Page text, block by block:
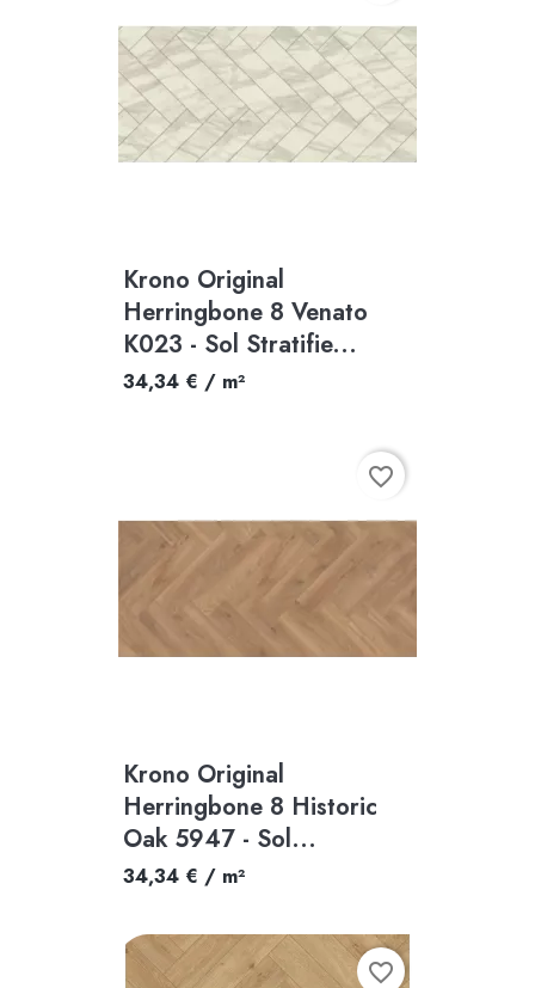
Krono Original
Herringbone 8 Venato
K023 - Sol Stratifie...
34,34 € / m²
Krono Original
Herringbone 8 Historic
Oak 5947 - Sol...
34,34 € / m²
favorite_border
favorite_border